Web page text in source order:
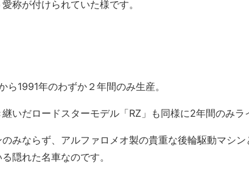
称が付けられていた様です。
ら1991年のわずか２年間のみ生産。
いだロードスターモデル「RZ」も同様に2年間のみラ
みならず、アルファロメオ製の貴重な後輪駆動マシ
隠れた名車なのです。